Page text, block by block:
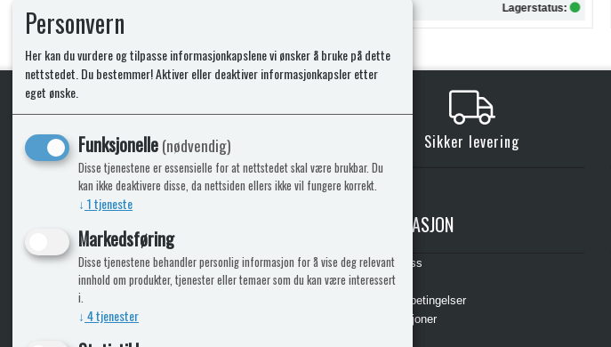
Kjøp
Lagerstatus:
KLikk & hent Sikker levering
ICARAVANGRUPPEN
Bobilkjeden - iCaravan Tromsø
Caravan.no - når camping er livet
Fritidsvarehuset.no - barn og velvære
INFORMASJON
Kontakt oss
Cookies
Leveringsbetingelser
Reklamasjoner
Personvern
Her kan du vurdere og tilpasse informasjonkapslene vi ønsker å bruke på dette
nettstedet. Du bestemmer! Aktiver eller deaktiver informasjonkapsler etter
eget ønske.
Funksjonelle(nødvendig)
Disse tjenestene er essensielle for at nettstedet skal være brukbar. Du
kan ikke deaktivere disse, da nettsiden ellers ikke vil fungere korrekt.
↓ 1tjeneste
Markedsføring
Disse tjenestene behandler personlig informasjon for å vise deg relevant
innhold om produkter, tjenester eller temaer som du kan være interessert
i.
↓ 4tjenester